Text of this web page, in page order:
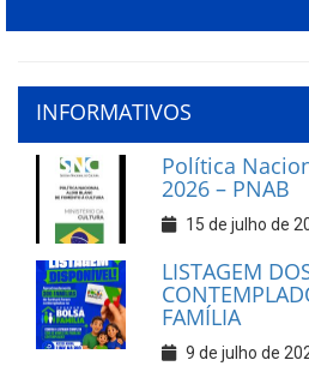
INFORMATIVOS
Política
2026 – PNAB
15 de julho de
LISTAGEM
FAMÍLIA
9 de julho de